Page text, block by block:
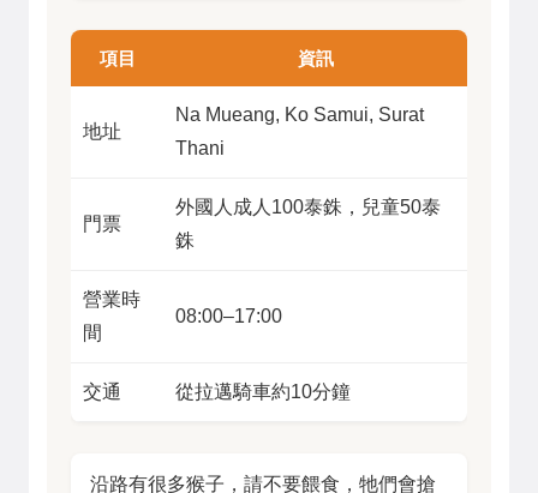
項目 資訊
地址
Na Mueang, Ko Samui, Surat
Thani
門票
外國人成人100泰銖，兒童50泰
銖
營業時
間
08:00–17:00
交通 從拉邁騎車約10分鐘
沿路有很多猴子，請不要餵食，牠們會搶